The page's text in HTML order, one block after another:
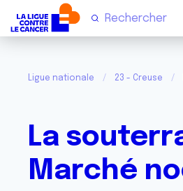
Ligue nationale 23 - Creuse
La
Marché